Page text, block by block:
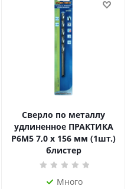
Сверло по металлу
удлиненное ПРАКТИКА
Р6М5 7,0 х 156 мм (1шт.)
блистер
Много